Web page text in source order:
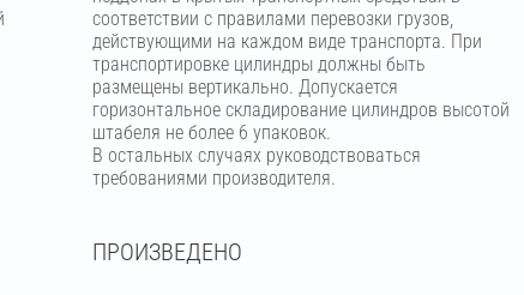
соответствии с правилами перевозки грузов,
действующими на каждом виде транспорта. При
транспортировке цилиндры должны быть
размещены вертикально. Допускается
горизонтальное складирование цилиндров высотой
штабеля не более 6 упаковок.
В остальных случаях руководствоваться
требованиями производителя.
ПРОИЗВЕДЕНО